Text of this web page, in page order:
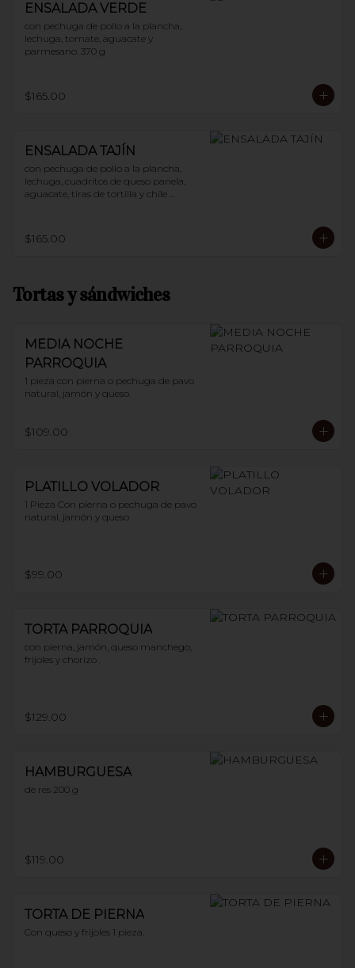
ENSALADA VERDE
con pechuga de pollo a la plancha,
lechuga, tomate, aguacate y
parmesano. 370 g
$165.00
ENSALADA TAJÍN
con pechuga de pollo a la plancha,
lechuga, cuadritos de queso panela,
aguacate, tiras de tortilla y chile
$165.00
Tortas y sándwiches
MEDIA NOCHE
PARROQUIA
1 pieza con pierna o pechuga de pavo
natural, jamón y queso.
$109.00
PLATILLO VOLADOR
1 Pieza Con pierna o pechuga de pavo
natural, jamón y queso
$99.00
TORTA PARROQUIA
con pierna, jamón, queso manchego,
frijoles y chorizo .
$129.00
HAMBURGUESA
de res 200 g
$119.00
TORTA DE PIERNA
Con queso y frijoles 1 pieza.